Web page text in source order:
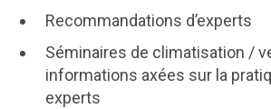
Recommandations d’experts
Séminaires de climatisation /
informations axées sur la
experts